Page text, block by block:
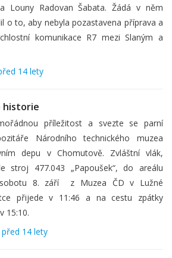
Louny Radovan Šabata. Žádá v něm
o to, aby nebyla pozastavena příprava a
komunikace R7 mezi Slaným a
14 lety
historie
příležitost a svezte se parní
Národního technického muzea
depu v Chomutově. Zvláštní vlák,
477.043 „Papoušek“, do areálu
8. září z Muzea ČD v Lužné
přijede v 11:46 a na cestu zpátky
15:10.
před 14 lety